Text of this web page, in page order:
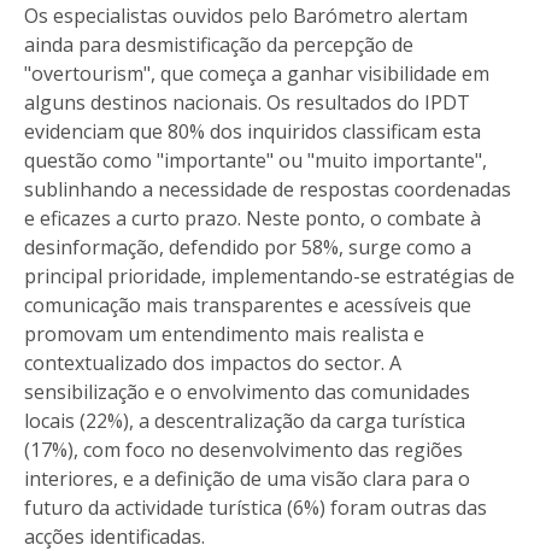
Os especialistas ouvidos pelo Barómetro alertam
ainda para desmistificação da percepção de
"overtourism", que começa a ganhar visibilidade em
alguns destinos nacionais. Os resultados do IPDT
evidenciam que 80% dos inquiridos classificam esta
questão como "importante" ou "muito importante",
sublinhando a necessidade de respostas coordenadas
e eficazes a curto prazo. Neste ponto, o combate à
desinformação, defendido por 58%, surge como a
principal prioridade, implementando-se estratégias de
comunicação mais transparentes e acessíveis que
promovam um entendimento mais realista e
contextualizado dos impactos do sector. A
sensibilização e o envolvimento das comunidades
locais (22%), a descentralização da carga turística
(17%), com foco no desenvolvimento das regiões
interiores, e a definição de uma visão clara para o
futuro da actividade turística (6%) foram outras das
acções identificadas.